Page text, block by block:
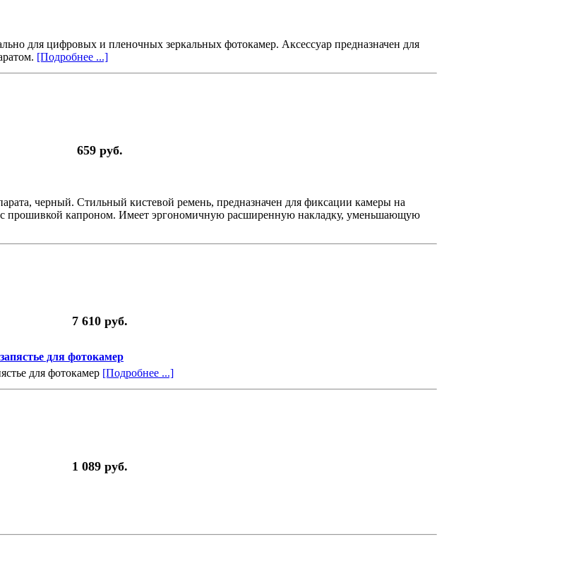
для цифровых и пленочных зеркальных фотокамер. Аксессуар предназначен для
[Подробнее ...]
659 руб.
черный. Стильный кистевой ремень, предназначен для фиксации камеры на
с прошивкой капроном. Имеет эргономичную расширенную накладку, уменьшающую
7 610 руб.
для фотокамер
для фотокамер [Подробнее ...]
1 089 руб.